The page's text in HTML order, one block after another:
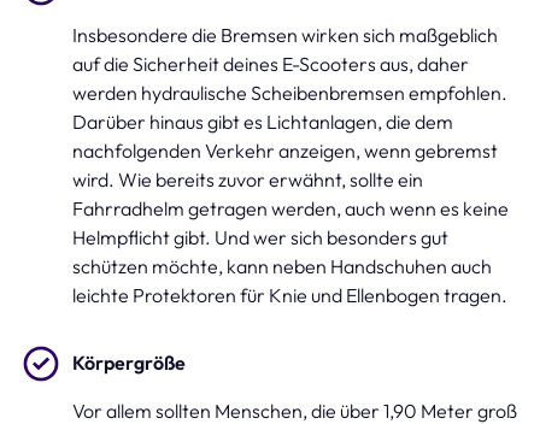
Insbesondere die Bremsen wirken sich maßgeblich
auf die Sicherheit deines E-Scooters aus, daher
werden hydraulische Scheibenbremsen empfohlen.
Darüber hinaus gibt es Lichtanlagen, die dem
nachfolgenden Verkehr anzeigen, wenn gebremst
wird. Wie bereits zuvor erwähnt, sollte ein
Fahrradhelm getragen werden, auch wenn es keine
Helmpflicht gibt. Und wer sich besonders gut
schützen möchte, kann neben Handschuhen auch
leichte Protektoren für Knie und Ellenbogen tragen.
Körpergröße
Vor allem sollten Menschen, die über 1,90 Meter groß